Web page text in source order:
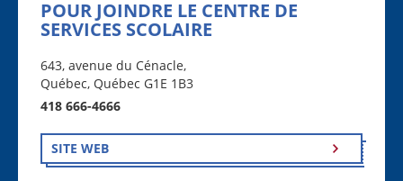
POUR JOINDRE LE CENTRE DE
SERVICES SCOLAIRE
643, avenue du Cénacle,
Québec, Québec G1E 1B3
418 666-4666
SITE WEB